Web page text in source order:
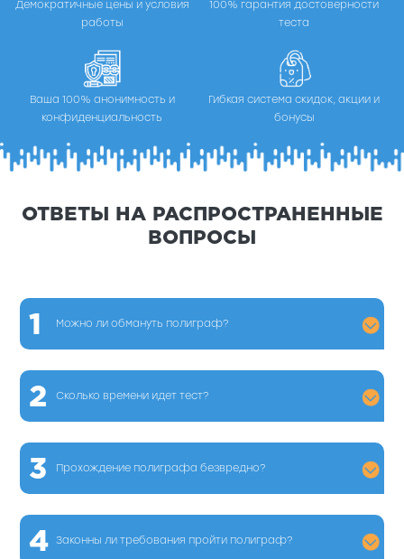
Демократичные цены и условия
работы
100% гарантия достоверности
теста
Ваша 100% анонимность и
конфиденциальность
Гибкая система скидок, акции и
бонусы
ОТВЕТЫ НА РАСПРОСТРАНЕННЫЕ
ВОПРОСЫ
1 Можно ли обмануть полиграф?
2 Сколько времени идет тест?
3 Прохождение полиграфа безвредно?
4 Законны ли требования пройти полиграф?